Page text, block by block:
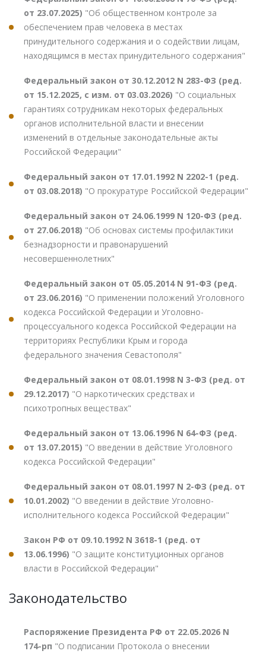
от 23.07.2025) "Об общественном контроле за
обеспечением прав человека в местах
принудительного содержания и о содействии лицам,
находящимся в местах принудительного содержания"
Федеральный закон от 30.12.2012 N 283-ФЗ (ред.
от 15.12.2025, с изм. от 03.03.2026) "О социальных
гарантиях сотрудникам некоторых федеральных
органов исполнительной власти и внесении
изменений в отдельные законодательные акты
Российской Федерации"
Федеральный закон от 17.01.1992 N 2202-1 (ред.
от 03.08.2018) "О прокуратуре Российской Федерации"
Федеральный закон от 24.06.1999 N 120-ФЗ (ред.
от 27.06.2018) "Об основах системы профилактики
безнадзорности и правонарушений
несовершеннолетних"
Федеральный закон от 05.05.2014 N 91-ФЗ (ред.
от 23.06.2016) "О применении положений Уголовного
кодекса Российской Федерации и Уголовно-
процессуального кодекса Российской Федерации на
территориях Республики Крым и города
федерального значения Севастополя"
Федеральный закон от 08.01.1998 N 3-ФЗ (ред. от
29.12.2017) "О наркотических средствах и
психотропных веществах"
Федеральный закон от 13.06.1996 N 64-ФЗ (ред.
от 13.07.2015) "О введении в действие Уголовного
кодекса Российской Федерации"
Федеральный закон от 08.01.1997 N 2-ФЗ (ред. от
10.01.2002) "О введении в действие Уголовно-
исполнительного кодекса Российской Федерации"
Закон РФ от 09.10.1992 N 3618-1 (ред. от
13.06.1996) "О защите конституционных органов
власти в Российской Федерации"
Законодательство
Распоряжение Президента РФ от 22.05.2026 N
174-рп "О подписании Протокола о внесении